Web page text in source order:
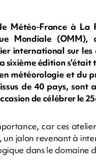
Météo-France à La
Mondiale
international sur
sixième édition s'était
météorologie et du
de 40 pays,
de célébrer le
car ces
jalon revenant à
dans le domaine